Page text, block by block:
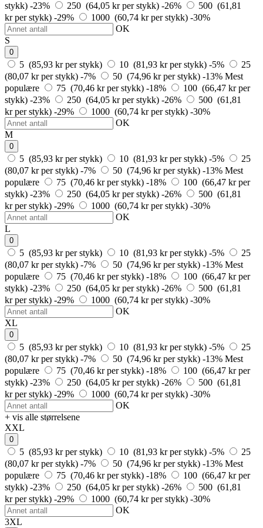
stykk) -23% 250 (64,05 kr per stykk) -26%
500 (61,81
kr per stykk) -29% 1000 (60,74 kr per stykk) -30%
OK
S
0
5 (85,93 kr per stykk) 10 (81,93 kr per stykk) -5%
25
(80,07 kr per stykk) -7% 50 (74,96 kr per stykk) -13% Mest
populære
75 (70,46 kr per stykk) -18%
100 (66,47 kr per
stykk) -23% 250 (64,05 kr per stykk) -26%
500 (61,81
kr per stykk) -29% 1000 (60,74 kr per stykk) -30%
OK
M
0
5 (85,93 kr per stykk) 10 (81,93 kr per stykk) -5%
25
(80,07 kr per stykk) -7% 50 (74,96 kr per stykk) -13% Mest
populære
75 (70,46 kr per stykk) -18%
100 (66,47 kr per
stykk) -23% 250 (64,05 kr per stykk) -26%
500 (61,81
kr per stykk) -29% 1000 (60,74 kr per stykk) -30%
OK
L
0
5 (85,93 kr per stykk) 10 (81,93 kr per stykk) -5%
25
(80,07 kr per stykk) -7% 50 (74,96 kr per stykk) -13% Mest
populære
75 (70,46 kr per stykk) -18%
100 (66,47 kr per
stykk) -23% 250 (64,05 kr per stykk) -26%
500 (61,81
kr per stykk) -29% 1000 (60,74 kr per stykk) -30%
OK
XL
0
5 (85,93 kr per stykk) 10 (81,93 kr per stykk) -5%
25
(80,07 kr per stykk) -7% 50 (74,96 kr per stykk) -13% Mest
populære
75 (70,46 kr per stykk) -18%
100 (66,47 kr per
stykk) -23% 250 (64,05 kr per stykk) -26%
500 (61,81
kr per stykk) -29% 1000 (60,74 kr per stykk) -30%
OK
+ vis alle størrelsene
XXL
0
5 (85,93 kr per stykk) 10 (81,93 kr per stykk) -5%
25
(80,07 kr per stykk) -7% 50 (74,96 kr per stykk) -13% Mest
populære
75 (70,46 kr per stykk) -18%
100 (66,47 kr per
stykk) -23% 250 (64,05 kr per stykk) -26%
500 (61,81
kr per stykk) -29% 1000 (60,74 kr per stykk) -30%
OK
3XL